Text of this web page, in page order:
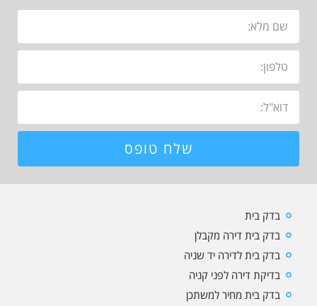
שלח טופס
בדק בית
בדק בית דירה מקבלן
בדק בית לדירה יד שניה
בדיקת דירה לפני קניה
בדק בית מחיר למשתכן